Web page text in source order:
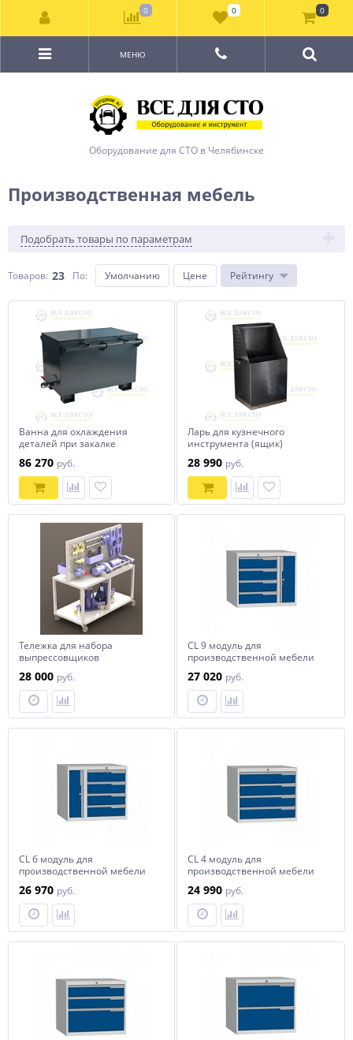
Оборудование для СТО в Челябинске
МЕНЮ
Производственная мебель
Подобрать товары по параметрам
Товаров: 23 По: Умолчанию Цене Рейтингу
Ванна для охлаждения
деталей при закалке
86 270 руб.
Ларь для кузнечного
инструмента (ящик)
28 990 руб.
Тележка для набора
выпрессовщиков
28 000 руб.
СL 9 модуль для
производственной мебели
27 020 руб.
СL 6 модуль для
производственной мебели
26 970 руб.
СL 4 модуль для
производственной мебели
24 990 руб.
0 0 0